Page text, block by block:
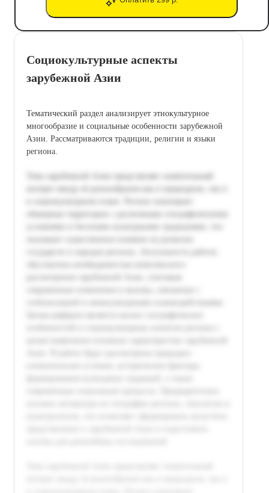
Социокультурные аспекты
зарубежной Азии
Тематический раздел анализирует этнокультурное
многообразие и социальные особенности зарубежной
Азии. Рассматриваются традиции, религии и языки
региона.